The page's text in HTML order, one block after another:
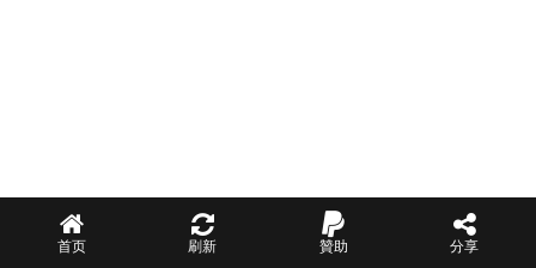
首页 刷新 贊助 分享